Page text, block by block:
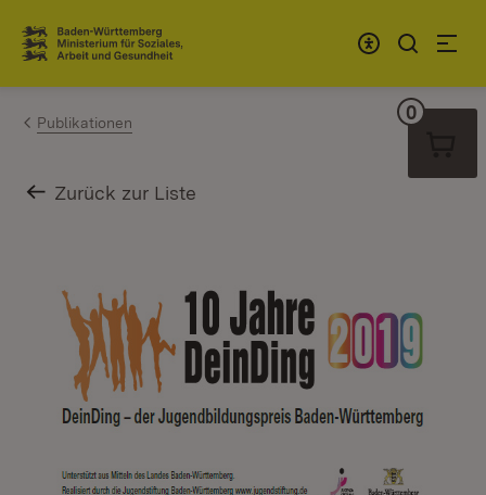
Zum Inhalt springen
Link zur Startseite
Publikationen
Zurück zur Liste
0